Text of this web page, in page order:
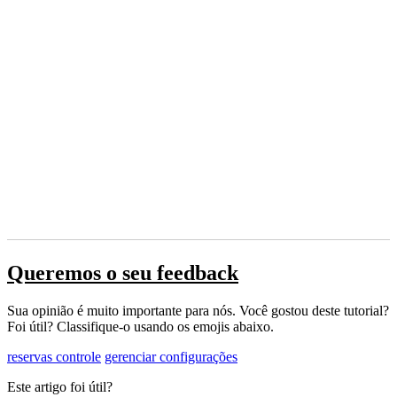
Queremos o seu feedback
Sua opinião é muito importante para nós. Você gostou deste tutorial?
Foi útil? Classifique-o usando os emojis abaixo.
reservas controle gerenciar configurações
Este artigo foi útil?